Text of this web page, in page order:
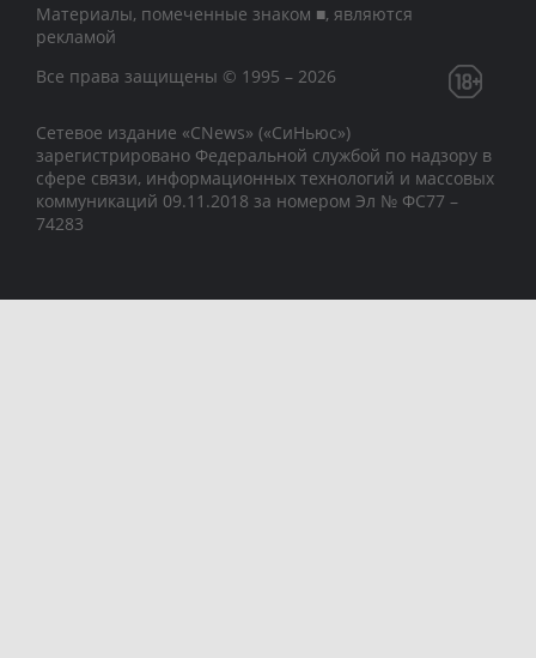
Материалы, помеченные знаком ■, являются
рекламой
Все права защищены © 1995 – 2026
Сетевое издание «CNews» («СиНьюс»)
зарегистрировано Федеральной службой по надзору в
сфере связи, информационных технологий и массовых
коммуникаций 09.11.2018 за номером Эл № ФС77 –
74283